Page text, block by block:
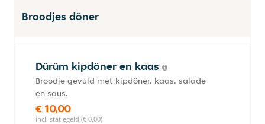
Broodjes döner
Dürüm kipdöner en kaas
Broodje gevuld met kipdöner, kaas, salade
en saus.
€ 10,00
incl. statiegeld (€ 0,00)